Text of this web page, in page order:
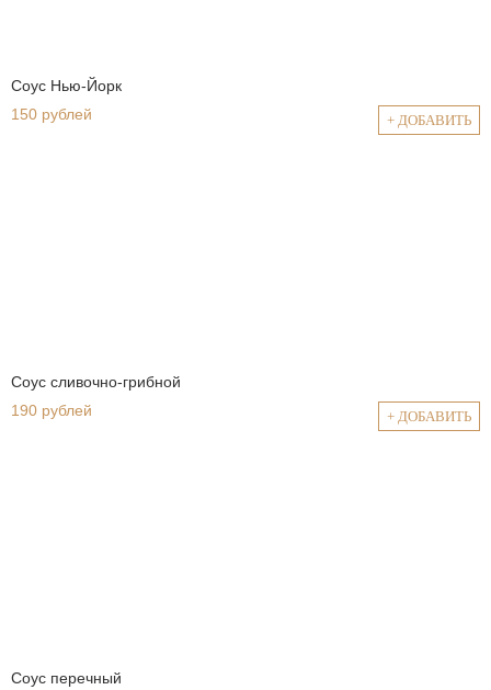
Соус Нью-Йорк
150 рублей
+ ДОБАВИТЬ
Соус сливочно-грибной
190 рублей
+ ДОБАВИТЬ
Соус перечный